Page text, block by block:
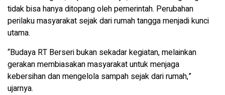
tidak bisa hanya ditopang oleh pemerintah. Perubahan
perilaku masyarakat sejak dari rumah tangga menjadi kunci
utama.
“Budaya RT Berseri bukan sekadar kegiatan, melainkan
gerakan membiasakan masyarakat untuk menjaga
kebersihan dan mengelola sampah sejak dari rumah,”
ujarnya.